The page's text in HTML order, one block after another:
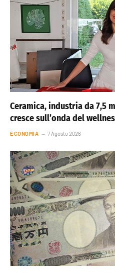
Ceramica, industria da 7,5
cresce sull’onda del
ECONOMIA 7 Agosto 2026